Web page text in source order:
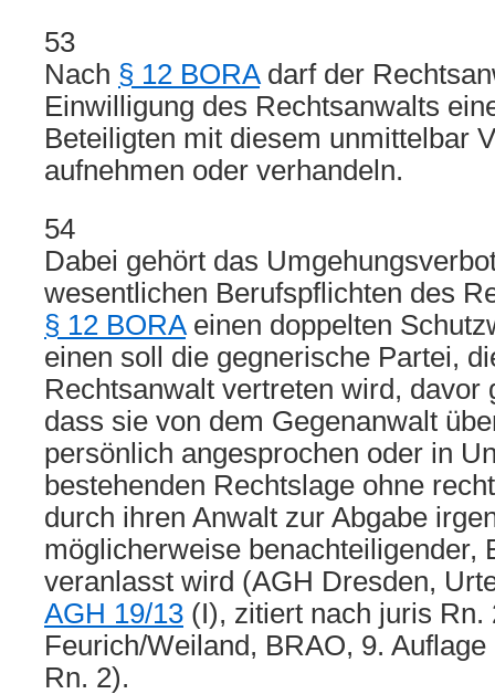
53
Nach § 12 BORAdarf der
Einwilligung des Rechtsanwalts
Beteiligten mit diesem unmittelbar
aufnehmen oder verhandeln.
54
Dabei gehört das
wesentlichen Berufspflichten des
§ 12 BORAeinen doppelten
einen soll die gegnerische Partei,
Rechtsanwalt vertreten wird, davor
dass sie von dem Gegenanwalt
persönlich angesprochen oder in
bestehenden Rechtslage ohne
durch ihren Anwalt zur Abgabe
möglicherweise benachteiligender,
veranlasst wird (AGH Dresden,
AGH 19/13 (I), zitiert nach juris Rn.
Feurich/Weiland, BRAO, 9.
Rn. 2).